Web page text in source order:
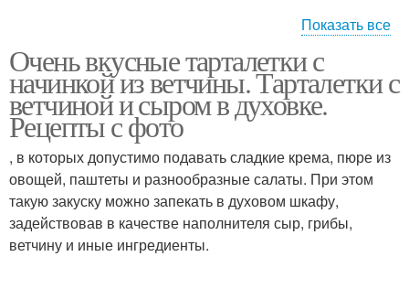
шпротами
Тарталетки с курицей
Тарталетки с овощами Тарталетки с сыром
Показать все
Очень вкусные тарталетки с
начинкой из ветчины. Тарталетки с
ветчиной и сыром в духовке.
Рецепты с фото
, в которых допустимо подавать сладкие крема, пюре из
овощей, паштеты и разнообразные салаты. При этом
такую закуску можно запекать в духовом шкафу,
задействовав в качестве наполнителя сыр, грибы,
ветчину и иные ингредиенты.